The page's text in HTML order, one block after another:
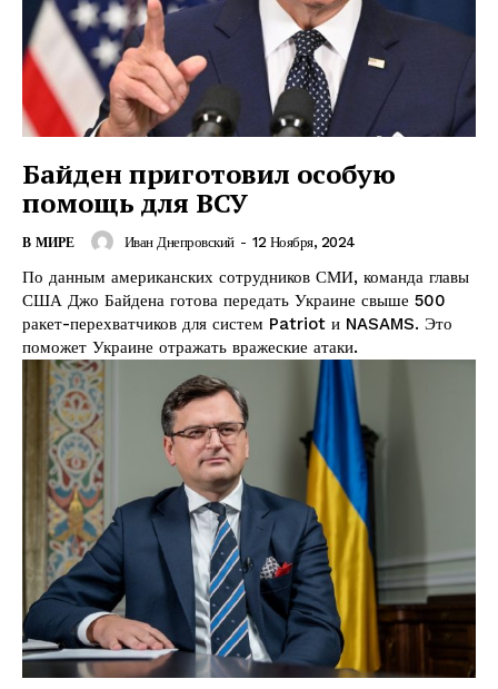
КавПолит
Байден приготовил особую
помощь для ВСУ
В МИРЕ Иван Днепровский - 12 Ноября, 2024
По данным американских сотрудников СМИ, команда главы
США Джо Байдена готова передать Украине свыше 500
ракет-перехватчиков для систем Patriot и NASAMS. Это
поможет Украине отражать вражеские атаки.